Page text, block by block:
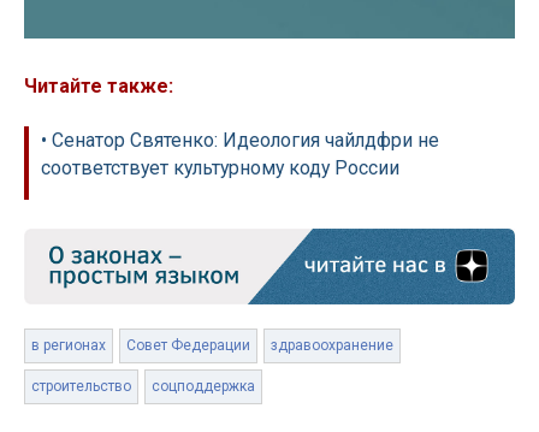
Читайте также:
• Сенатор Святенко: Идеология чайлдфри не
соответствует культурному коду России
в регионах Совет Федерации здравоохранение
строительство соцподдержка